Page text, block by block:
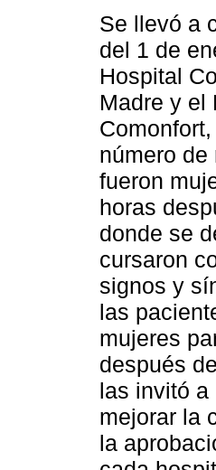
Se llevó a
del 1 de
Hospital
Madre y el
número
fueron
horas
donde se
cursaron
signos y
las
mujeres
después
las invitó a
mejorar la
la